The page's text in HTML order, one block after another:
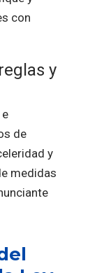
con
y
de
y
medidas